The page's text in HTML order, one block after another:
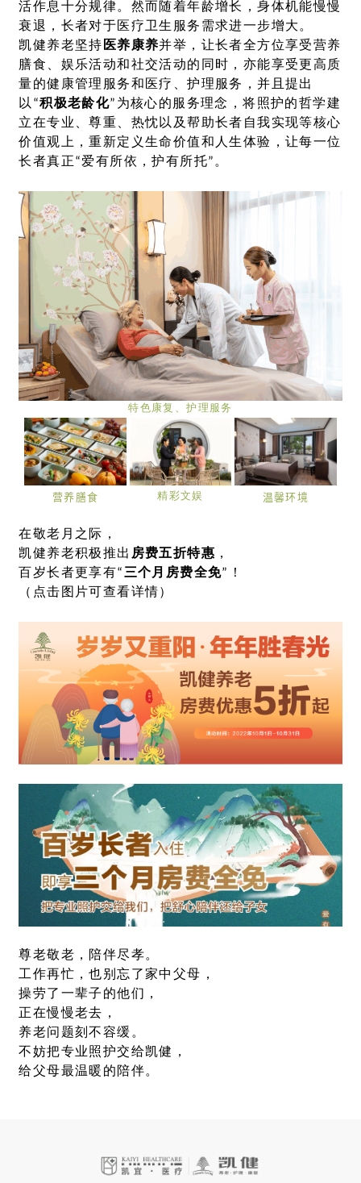
活作息十分规律。然而随着年龄增长，身体机能慢慢
衰退，长者对于医疗卫生服务需求进一步增大。
凯健养老坚持医养康养并举，让长者全方位享受营养
膳食、娱乐活动和社交活动的同时，亦能享受更高质
量的健康管理服务和医疗、护理服务，并且提出
以“积极老龄化”为核心的服务理念，将照护的哲学建
立在专业、尊重、热忱以及帮助长者自我实现等核心
价值观上，重新定义生命价值和人生体验，让每一位
长者真正“爱有所依，护有所托”。
特色康复、护理服务
营养膳食 精彩文娱 温馨环境
在敬老月之际，
凯健养老积极推出 房费五折特惠，
百岁长者更享有“三个月房费全免”！
（点击图片可查看详情）
尊老敬老，陪伴尽孝。
工作再忙，也别忘了家中父母，
操劳了一辈子的他们，
正在慢慢老去，
养老问题刻不容缓。
不妨把专业照护交给凯健，
给父母最温暖的陪伴。